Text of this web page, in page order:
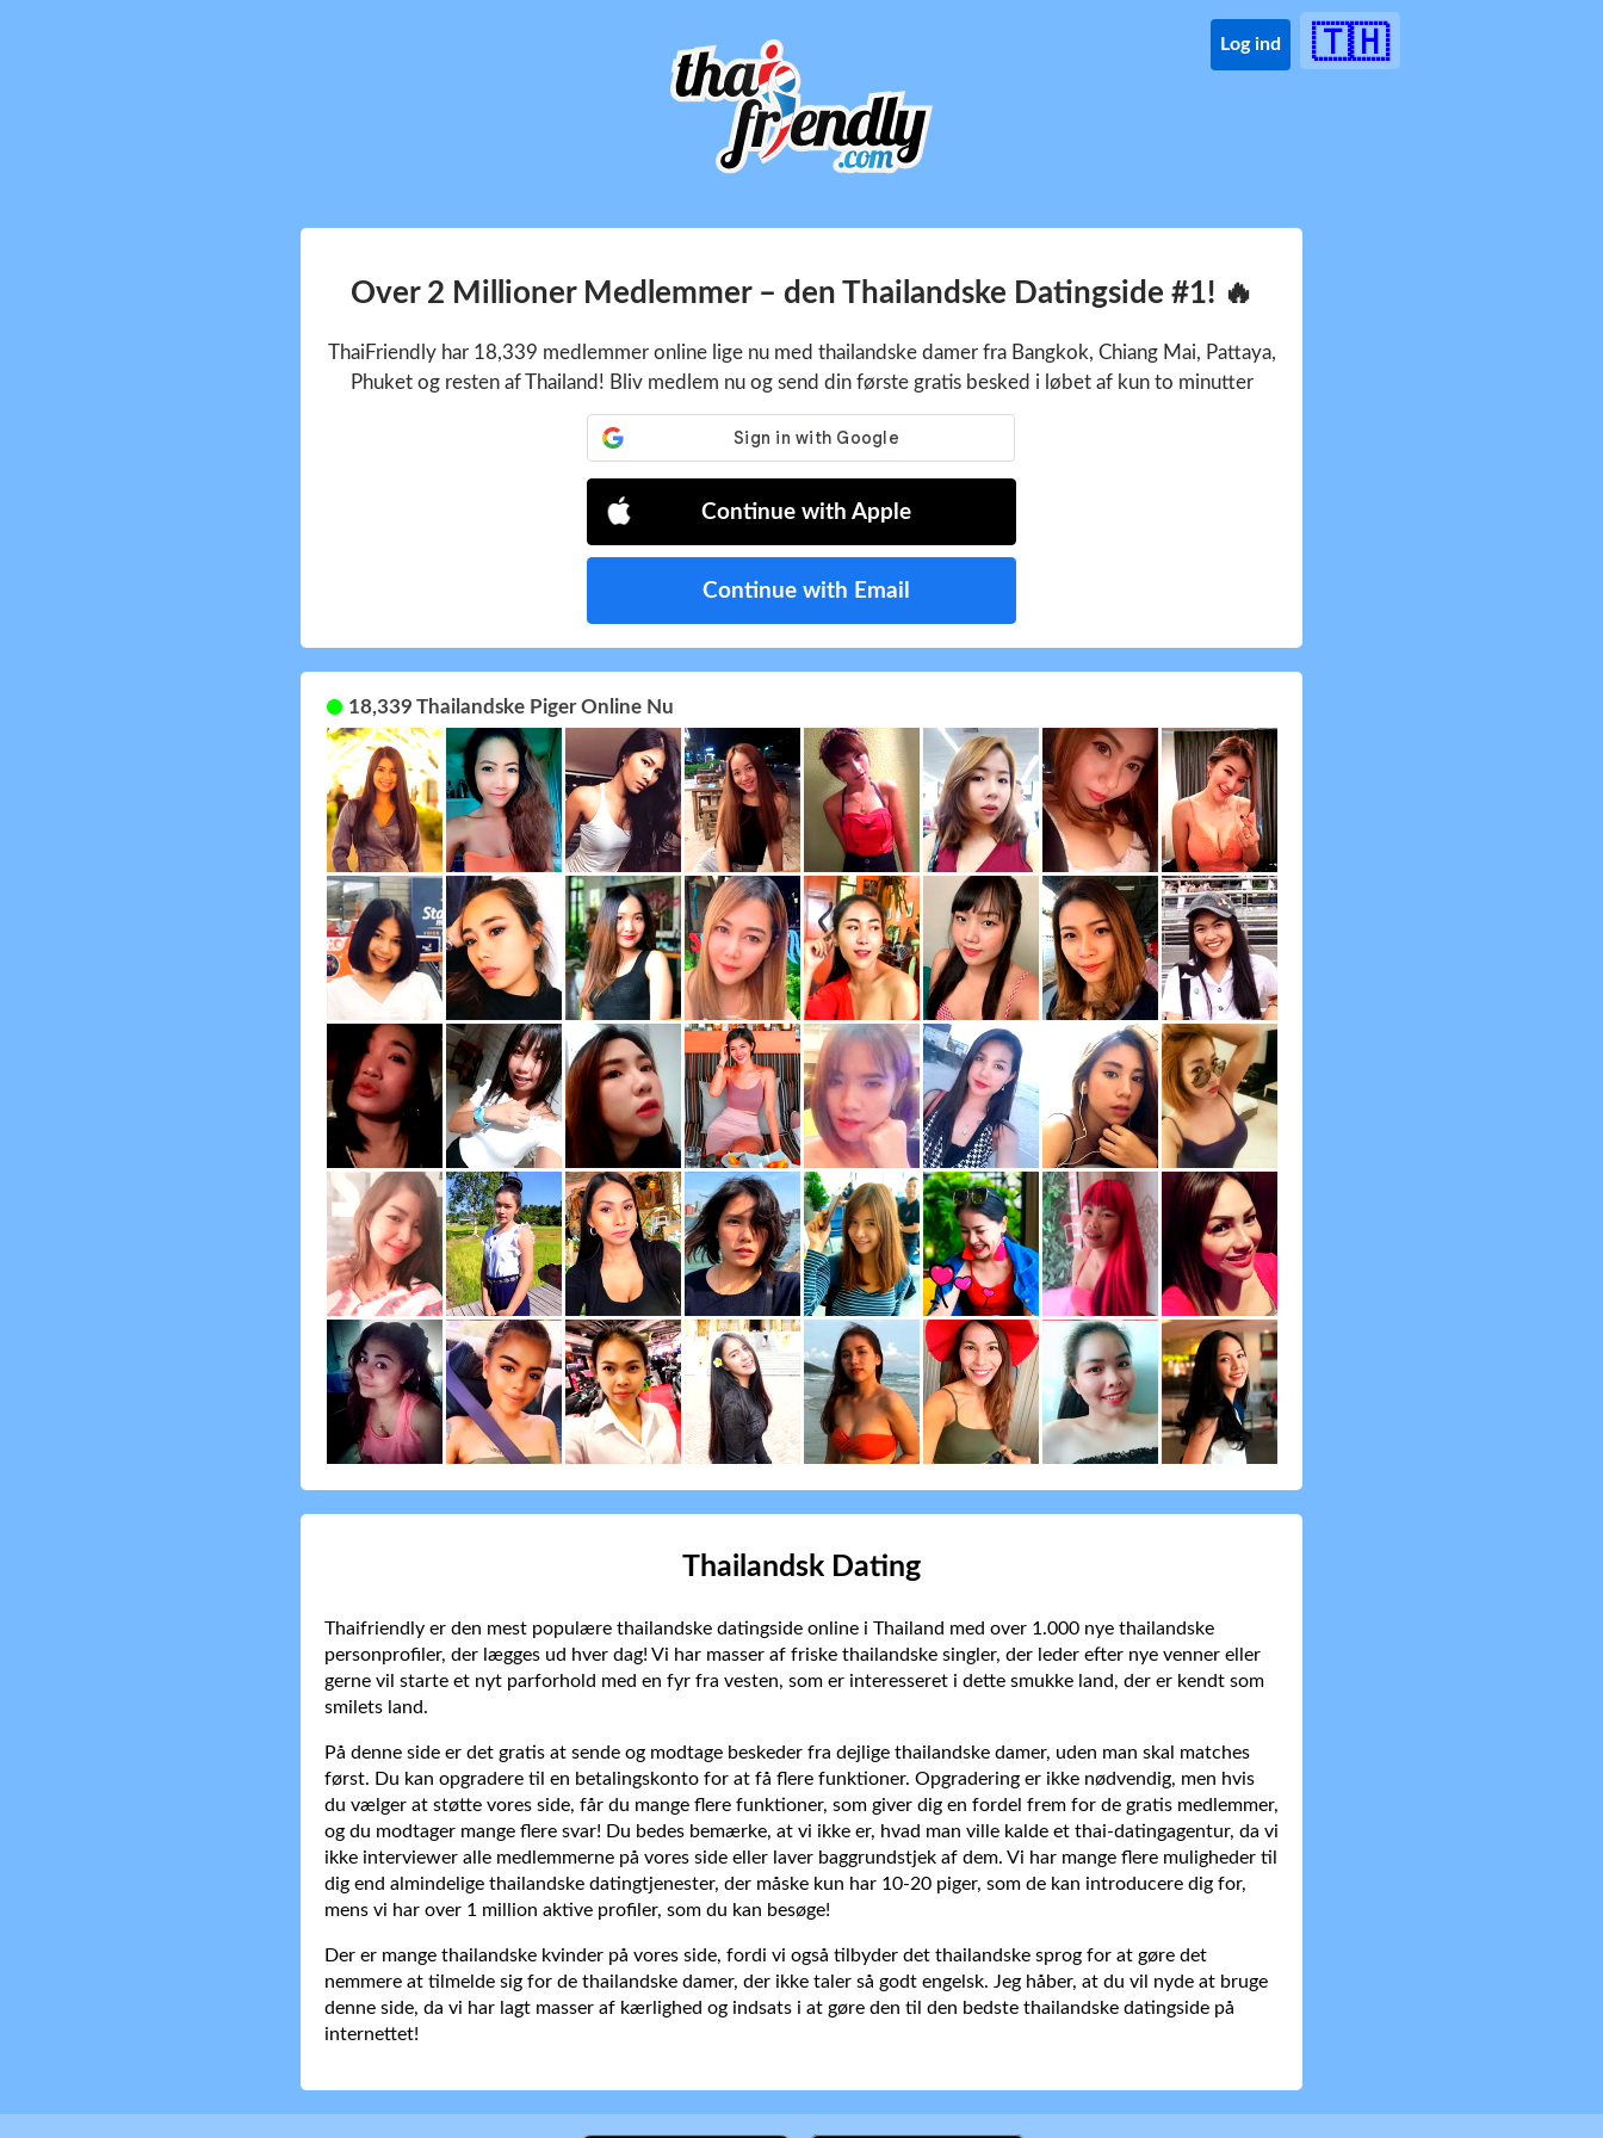
🇹🇭
Log ind
Over 2 Millioner Medlemmer – den Thailandske Datingside #1! 🔥
ThaiFriendly har 18,339 medlemmer online lige nu med thailandske damer fra Bangkok, Chiang Mai, Pattaya,
Phuket og resten af Thailand! Bliv medlem nu og send din første gratis besked i løbet af kun to minutter
Continue with Apple
Continue with Email
18,339 Thailandske Piger Online Nu
Thailandsk Dating
Thaifriendly er den mest populære thailandske datingside online i Thailand med over 1.000 nye thailandske
personprofiler, der lægges ud hver dag! Vi har masser af friske thailandske singler, der leder efter nye venner eller
gerne vil starte et nyt parforhold med en fyr fra vesten, som er interesseret i dette smukke land, der er kendt som
smilets land.
På denne side er det gratis at sende og modtage beskeder fra dejlige thailandske damer, uden man skal matches
først. Du kan opgradere til en betalingskonto for at få flere funktioner. Opgradering er ikke nødvendig, men hvis
du vælger at støtte vores side, får du mange flere funktioner, som giver dig en fordel frem for de gratis medlemmer,
og du modtager mange flere svar! Du bedes bemærke, at vi ikke er, hvad man ville kalde et thai-datingagentur, da vi
ikke interviewer alle medlemmerne på vores side eller laver baggrundstjek af dem. Vi har mange flere muligheder til
dig end almindelige thailandske datingtjenester, der måske kun har 10-20 piger, som de kan introducere dig for,
mens vi har over 1 million aktive profiler, som du kan besøge!
Der er mange thailandske kvinder på vores side, fordi vi også tilbyder det thailandske sprog for at gøre det
nemmere at tilmelde sig for de thailandske damer, der ikke taler så godt engelsk. Jeg håber, at du vil nyde at bruge
denne side, da vi har lagt masser af kærlighed og indsats i at gøre den til den bedste thailandske datingside på
internettet!